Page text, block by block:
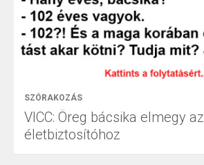
SZÓRAKOZÁS
VICC: Öreg bácsika elmegy az
életbiztosítóhoz